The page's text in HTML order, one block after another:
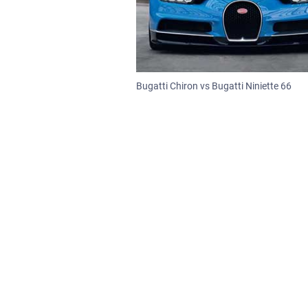
Bugatti Chiron vs Bugatti Niniette 66